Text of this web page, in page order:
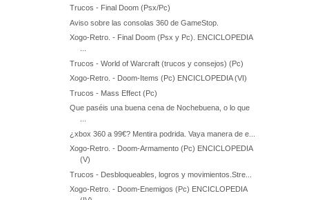
Trucos - Final Doom (Psx/Pc)
Aviso sobre las consolas 360 de GameStop.
Xogo-Retro. - Final Doom (Psx y Pc). ENCICLOPEDIA
...
Trucos - World of Warcraft (trucos y consejos) (Pc)
Xogo-Retro. - Doom-Items (Pc) ENCICLOPEDIA (VI)
Trucos - Mass Effect (Pc)
Que paséis una buena cena de Nochebuena, o lo que
...
¿xbox 360 a 99€? Mentira podrida. Vaya manera de e...
Xogo-Retro. - Doom-Armamento (Pc) ENCICLOPEDIA
(V)
Trucos - Desbloqueables, logros y movimientos.Stre...
Xogo-Retro. - Doom-Enemigos (Pc) ENCICLOPEDIA